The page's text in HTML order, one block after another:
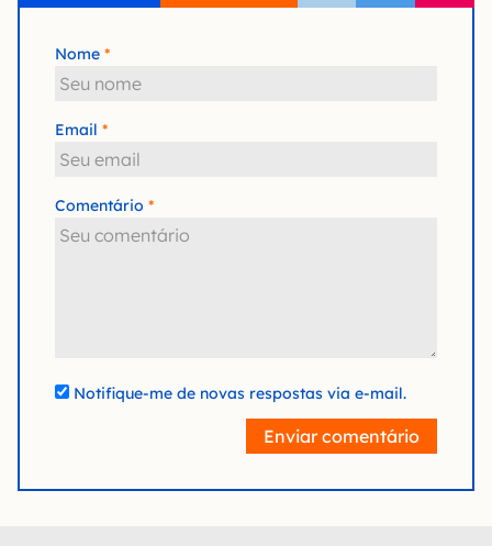
Nome
Email
Comentário
Notifique-me de novas respostas via e-mail.
Enviar comentário